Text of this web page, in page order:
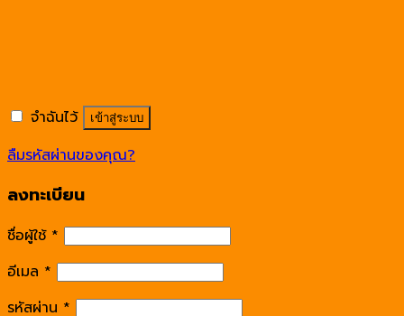
จำฉันไว้ เข้าสู่ระบบ
ลืมรหัสผ่านของคุณ?
ลงทะเบียน
ชื่อผู้ใช้ *
อีเมล *
รหัสผ่าน *